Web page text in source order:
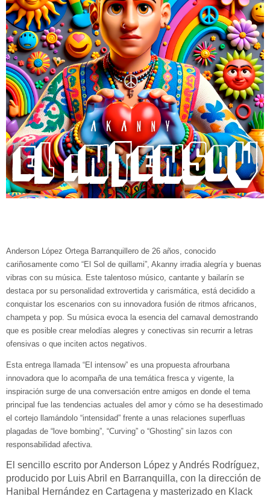
Anderson López Ortega Barranquillero de 26 años, conocido
cariñosamente como “El Sol de quillami”, Akanny irradia alegría y buenas
vibras con su música. Este talentoso músico, cantante y bailarín se
destaca por su personalidad extrovertida y carismática, está decidido a
conquistar los escenarios con su innovadora fusión de ritmos africanos,
champeta y pop. Su música evoca la esencia del carnaval demostrando
que es posible crear melodías alegres y conectivas sin recurrir a letras
ofensivas o que inciten actos negativos.
Esta entrega llamada “El intensow” es una propuesta afrourbana
innovadora que lo acompaña de una temática fresca y vigente, la
inspiración surge de una conversación entre amigos en donde el tema
principal fue las tendencias actuales del amor y cómo se ha desestimado
el cortejo llamándolo “intensidad” frente a unas relaciones superfluas
plagadas de “love bombing”, “Curving” o “Ghosting” sin lazos con
responsabilidad afectiva.
El sencillo escrito por Anderson López y Andrés Rodríguez,
producido por Luis Abril en Barranquilla, con la dirección de
Hanibal Hernández en Cartagena y masterizado en Klack